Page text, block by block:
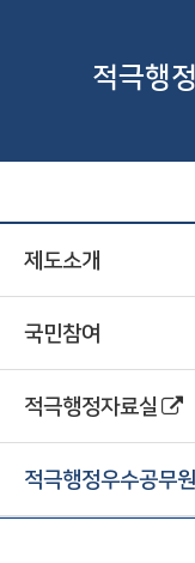
적극행정
제도소개
국민참여
적극행정자료실
적극행정우수공무원